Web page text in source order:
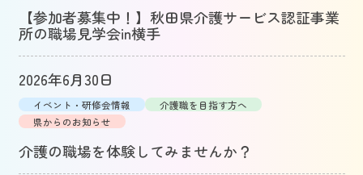
【参加者募集中！】秋田県介護サービス認証事業
所の職場見学会in横手
2026年6月30日
イベント・研修会情報
介護職を目指す方へ
県からのお知らせ
介護の職場を体験してみませんか？